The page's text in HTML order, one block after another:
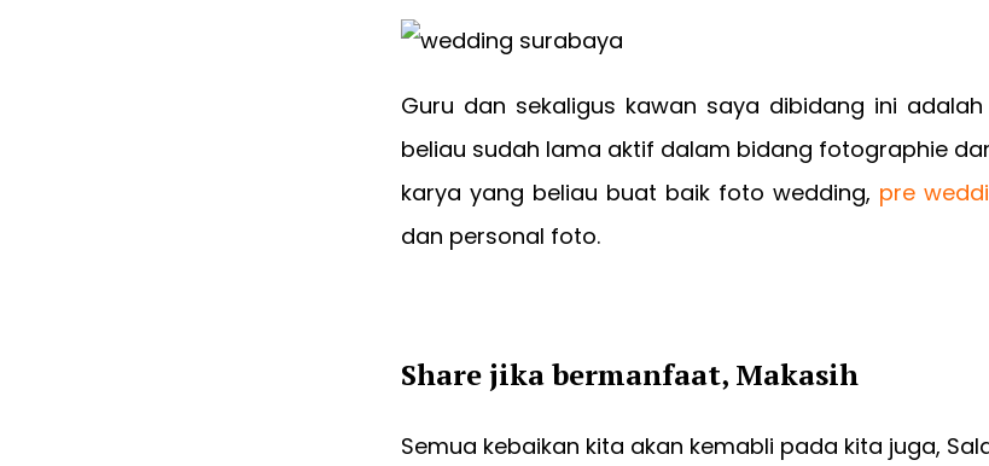
Guru dan sekaligus kawan saya dibidang ini
beliau sudah lama aktif dalam bidang fotographie
karya yang beliau buat baik foto wedding, pre
dan personal foto.
Share jika bermanfaat, Makasih
Semua kebaikan kita akan kemabli pada kita juga,